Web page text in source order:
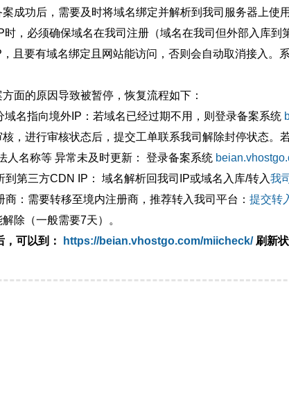
成功后，需要及时将域名绑定并解析到我司服务器上使
时，必须确保域名在我司注册（域名在我司但外部入库
且要有域名绑定且网站能访问，否则会自动取消接入。
面的原因导致被暂停，恢复流程如下：
域名指向境外IP：若域名已经过期不用，则登录备案系统
，进行审核状态后，提交工单联系我司解除封停状态。
人名称等 异常未及时更新： 登录备案系统
到第三方CDN IP： 域名解析回我司IP或域名入库/转入我
商：需要转移至境内注册商，推荐转入我司平台： 提交转
除（一般需要7天）。
，可以到：
https://beian.vhostgo.com/miicheck/刷新状